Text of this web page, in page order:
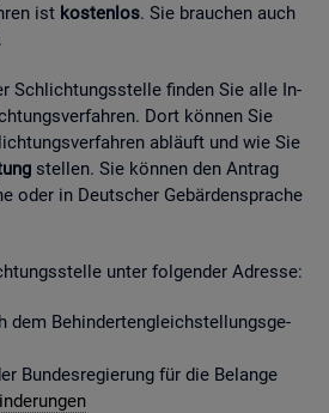
ist kos­ten­los. Sie brau­chen auch
.
Schlich­tungs­stel­le fin­den Sie alle In­
Dort kön­nen Sie
ab­läuft und wie Sie
stel­len. Sie kön­nen den An­trag
oder in Deut­scher Ge­bär­den­spra­che
unter fol­gen­der Adres­se:
dem Be­hin­der­ten­gleich­stel­lungs­ge­
Bun­des­re­gie­rung für die Be­lan­ge